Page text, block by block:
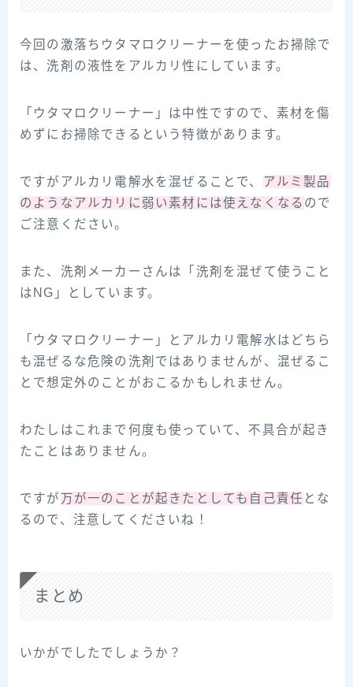
今回の激落ちウタマロクリーナーを使ったお掃除で
は、洗剤の液性をアルカリ性にしています。
「ウタマロクリーナー」は中性ですので、素材を傷
めずにお掃除できるという特徴があります。
ですがアルカリ電解水を混ぜることで、
アルミ製品
のようなアルカリに弱い素材には使えなくなる ので
ご注意ください。
また、洗剤メーカーさんは「洗剤を混ぜて使うこと
はNG」としています。
「ウタマロクリーナー」とアルカリ電解水はどちら
も混ぜるな危険の洗剤ではありませんが、混ぜるこ
とで想定外のことがおこるかもしれません。
わたしはこれまで何度も使っていて、不具合が起き
たことはありません。
ですが 万が一のことが起きたとしても自己責任 とな
るので、注意してくださいね！
まとめ
いかがでしたでしょうか？